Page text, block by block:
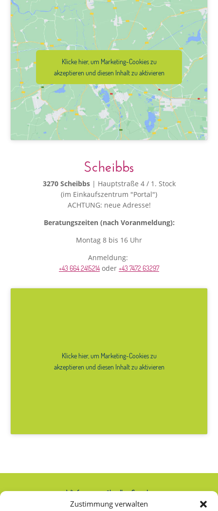
Zustimmung verwalten
Klicke hier, um Marketing-Cookies zu
akzeptieren und diesen Inhalt zu aktivieren
Scheibbs
3270 Scheibbs | Hauptstraße 4 / 1. Stock
(im Einkaufszentrum "Portal")
ACHTUNG: neue Adresse!
Beratungszeiten (nach Voranmeldung):
Montag 8 bis 16 Uhr
Anmeldung:
+43 664 2415214 oder +43 7472 63297
Klicke hier, um Marketing-Cookies zu
akzeptieren und diesen Inhalt zu aktivieren
Wir freuen uns über Ihre Spende: